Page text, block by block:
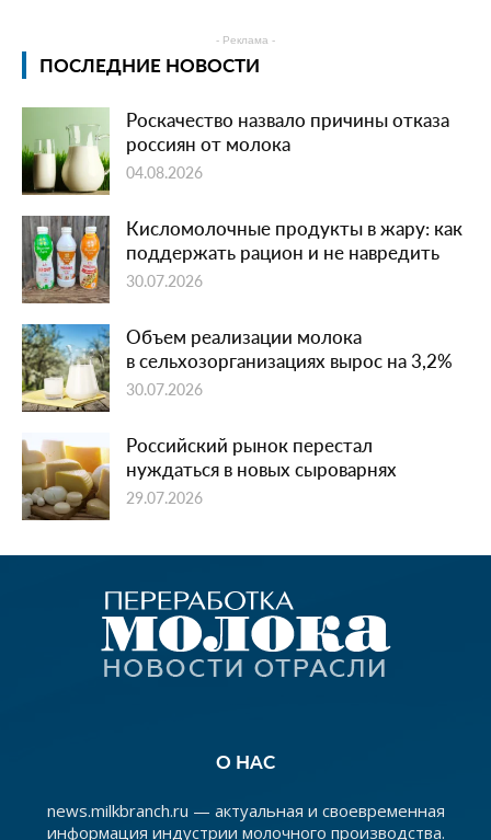
- Реклама -
ПОСЛЕДНИЕ НОВОСТИ
Роскачество назвало причины отказа
россиян от молока
04.08.2026
Кисломолочные продукты в жару: как
поддержать рацион и не навредить
30.07.2026
Объем реализации молока
в сельхозорганизациях вырос на 3,2%
30.07.2026
Российский рынок перестал
нуждаться в новых сыроварнях
29.07.2026
О НАС
news.milkbranch.ru — актуальная и своевременная
информация индустрии молочного производства.